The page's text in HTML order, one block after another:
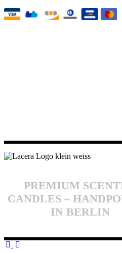
PREMIUM
CANDLES –
IN BERLIN